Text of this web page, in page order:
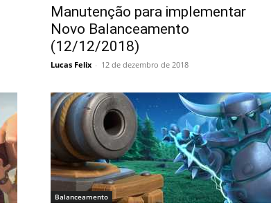
Manutenção para implementar
Novo Balanceamento
(12/12/2018)
Lucas Felix - 12 de dezembro de 2018
Balanceamento